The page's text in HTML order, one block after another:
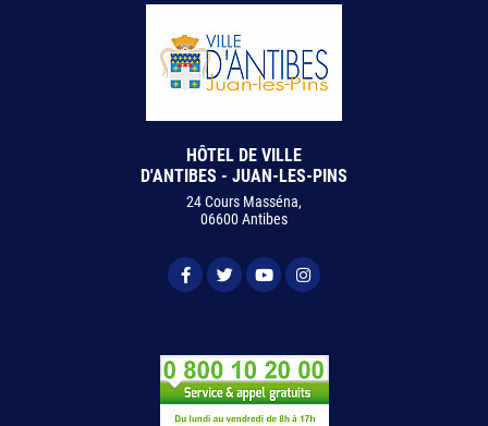
HÔTEL DE VILLE
D'ANTIBES - JUAN-LES-PINS
24 Cours Masséna,
06600 Antibes